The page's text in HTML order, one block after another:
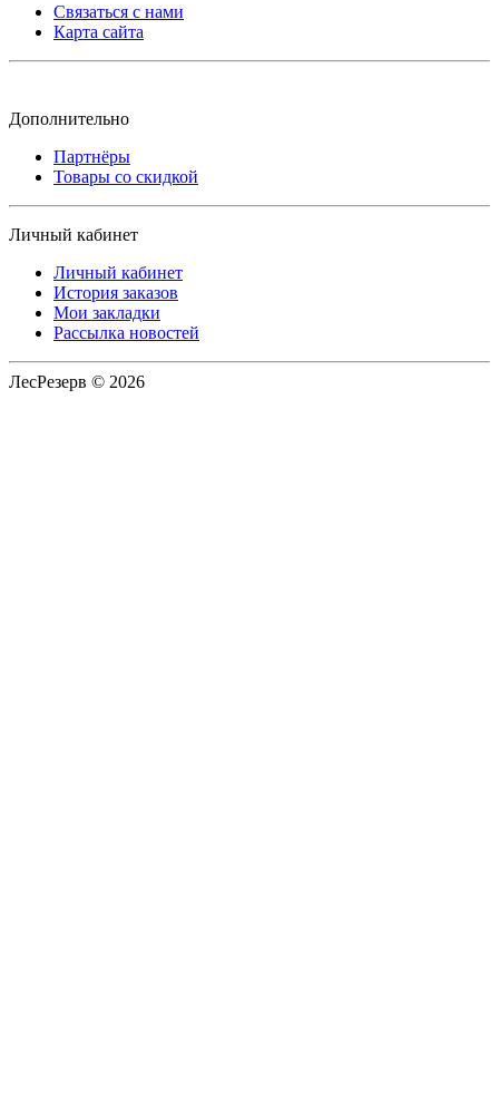
Связаться с нами
Карта сайта
Дополнительно
Партнёры
Товары со скидкой
Личный кабинет
Личный кабинет
История заказов
Мои закладки
Рассылка новостей
ЛесРезерв © 2026